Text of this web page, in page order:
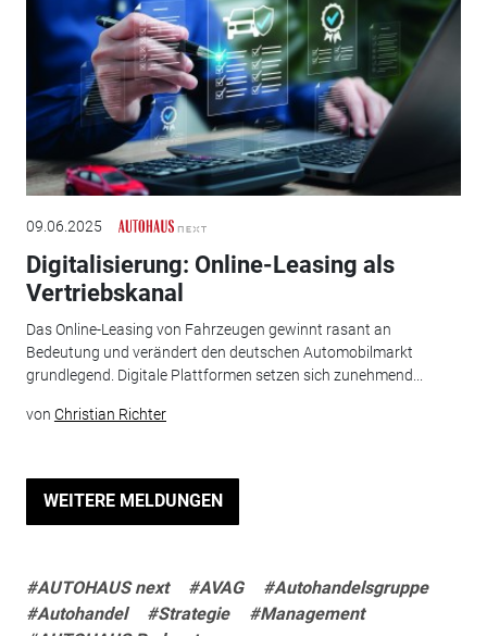
09.06.2025
Digitalisierung: Online-Leasing als
Vertriebskanal
Das Online-Leasing von Fahrzeugen gewinnt rasant an
Bedeutung und verändert den deutschen Automobilmarkt
grundlegend. Digitale Plattformen setzen sich zunehmend...
von Christian Richter
WEITERE MELDUNGEN
#AUTOHAUS next #AVAG
#Autohandelsgruppe
#Autohandel
#Strategie
#Management